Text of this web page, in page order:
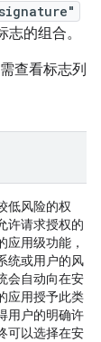
志的组合。
查看标志列
低风险的权
许请求授权的
应用级功能，
统或用户的风
会自动向在安
应用授予此类
用户的明确许
可以选择在安